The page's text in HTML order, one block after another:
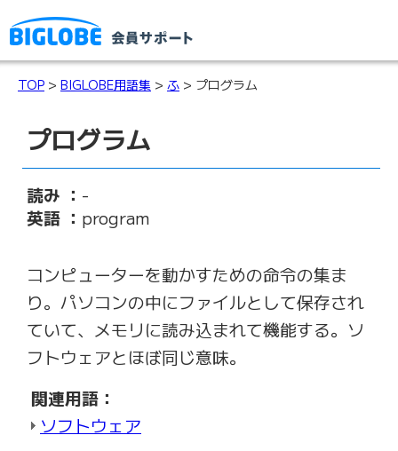
TOP > BIGLOBE用語集 > ふ > プログラム
プログラム
読み ： -
英語 ： program
コンピューターを動かすための命令の集ま
り。パソコンの中にファイルとして保存され
ていて、メモリに読み込まれて機能する。ソ
フトウェアとほぼ同じ意味。
関連用語：
ソフトウェア